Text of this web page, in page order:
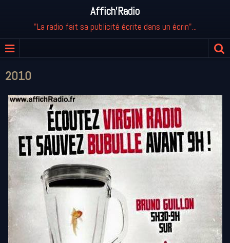
Affich'Radio
"La radio fait sa publicité écrite dans un écrin"...
2010